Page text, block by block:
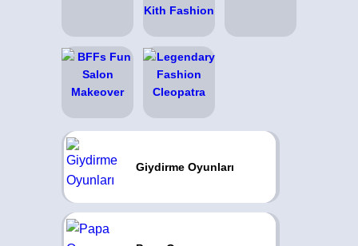
Giydirme Oyunları